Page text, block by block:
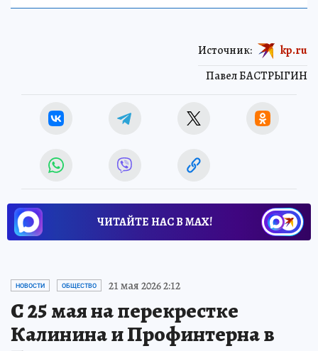
Павел БАСТРЫГИН
Источник: kp.ru
ЧИТАЙТЕ НАС В МАХ!
НОВОСТИ ОБЩЕСТВО 21 мая 2026 2:12
С 25 мая на перекрестке
Калинина и Профинтерна в